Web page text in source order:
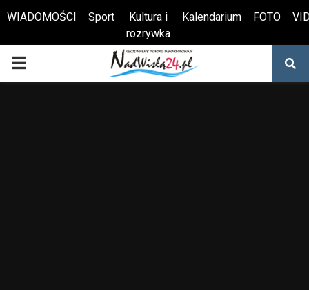
Otwórz pasek narzędzi
WIADOMOŚCI Sport
Kultura i
rozrywka
Kalendarium FOTO
PRIMARY